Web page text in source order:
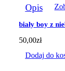
Opis
biały boy z
50,00zł
Dodaj do